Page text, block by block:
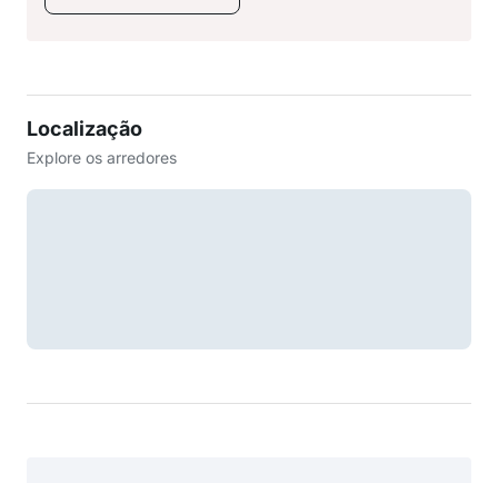
Localização
Explore os arredores